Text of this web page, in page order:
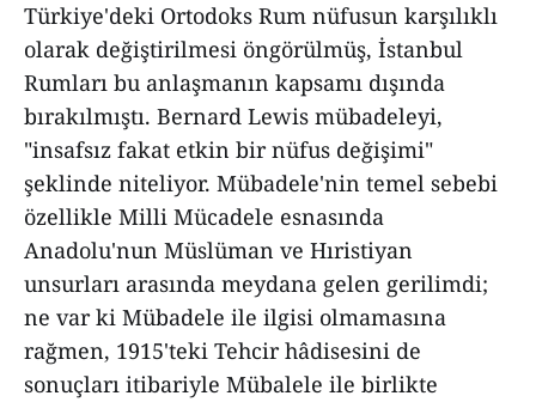
Türkiye'deki Ortodoks Rum nüfusun karşılıklı
olarak değiştirilmesi öngörülmüş, İstanbul
Rumları bu anlaşmanın kapsamı dışında
bırakılmıştı. Bernard Lewis mübadeleyi,
"insafsız fakat etkin bir nüfus değişimi"
şeklinde niteliyor. Mübadele'nin temel sebebi
özellikle Milli Mücadele esnasında
Anadolu'nun Müslüman ve Hıristiyan
unsurları arasında meydana gelen gerilimdi;
ne var ki Mübadele ile ilgisi olmamasına
rağmen, 1915'teki Tehcir hâdisesini de
sonuçları itibariyle Mübalele ile birlikte